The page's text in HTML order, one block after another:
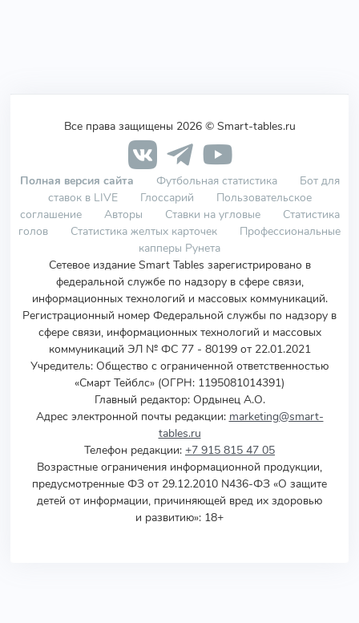
Все права защищены 2026 © Smart-tables.ru
Полная версия сайта Футбольная статистика
Бот для
ставок в LIVE
Глоссарий
Пользовательское
соглашение
Авторы Ставки на угловые
Статистика
голов
Статистика желтых карточек
Профессиональные
капперы Рунета
Сетевое издание Smart Tables зарегистрировано в
федеральной службе по надзору в сфере связи,
информационных технологий и массовых коммуникаций.
Регистрационный номер Федеральной службы по надзору в
сфере связи, информационных технологий и массовых
коммуникаций ЭЛ № ФС 77 - 80199 от 22.01.2021
Учредитель: Общество с ограниченной ответственностью
«Смарт Тейблс» (ОГРН: 1195081014391)
Главный редактор: Ордынец А.О.
Адрес электронной почты редакции: marketing@smart-
tables.ru
Телефон редакции: +7 915 815 47 05
Возрастные ограничения информационной продукции,
предусмотренные ФЗ от 29.12.2010 N436-ФЗ «О защите
детей от информации, причиняющей вред их здоровью
и развитию»: 18+